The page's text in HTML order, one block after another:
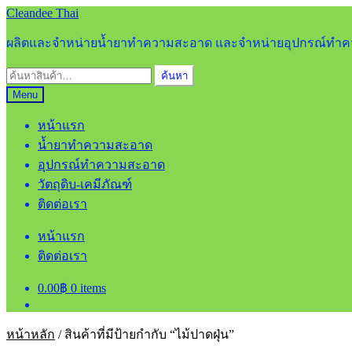
Skip
navigation
Skip
content
Cleandee Thai
ผลิตและจำหน่ายน้ำยาทำความสะอาด และจำหน่ายอุปกรณ์ทำ
ค้นหา:
ค้นหา
Menu
หน้าแรก
น้ำยาทำความสะอาด
อุปกรณ์ทำความสะอาด
วัตถุดิบ-เคมีภัณฑ์
ติดต่อเรา
หน้าแรก
ติดต่อเรา
0.00฿ 0 items
หน้าหลัก / สินค้าที่มีป้ายกำกับ “ไม้ปาดฝุ่น”